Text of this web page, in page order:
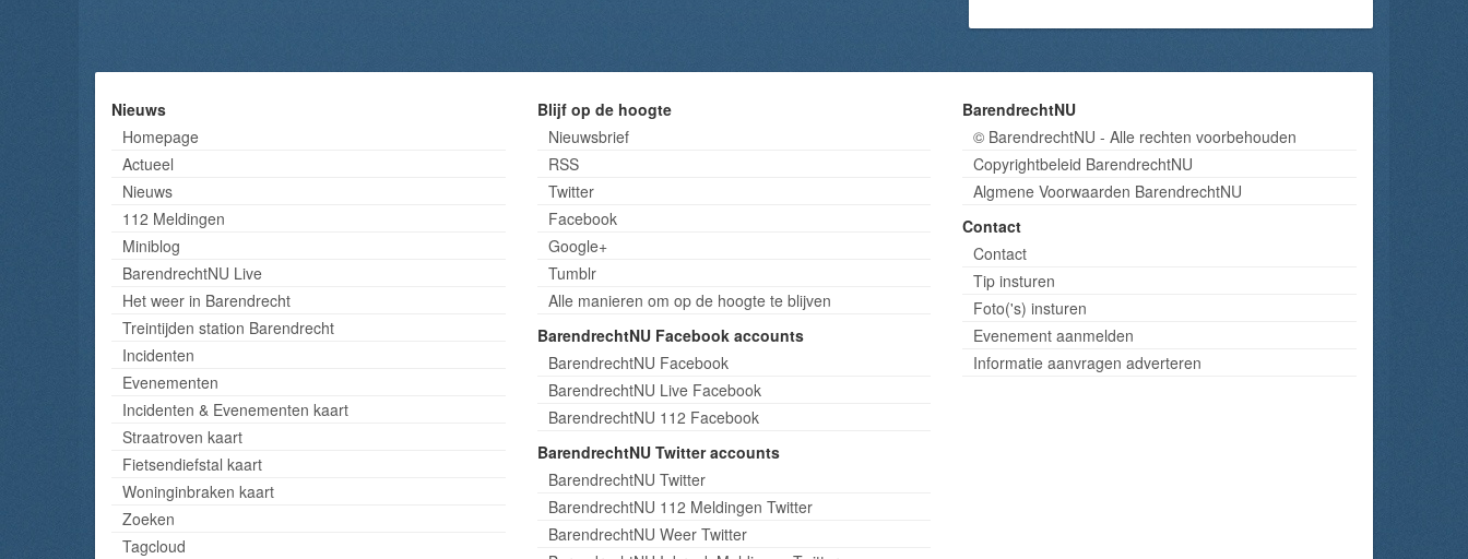
Nieuws
Homepage
Actueel
Nieuws
112 Meldingen
Miniblog
BarendrechtNU Live
Het weer in Barendrecht
Treintijden station Barendrecht
Incidenten
Evenementen
Incidenten & Evenementen kaart
Straatroven kaart
Fietsendiefstal kaart
Woninginbraken kaart
Zoeken
Tagcloud
Blijf op de hoogte
Nieuwsbrief
RSS
Twitter
Facebook
Google+
Tumblr
Alle manieren om op de hoogte te blijven
BarendrechtNU Facebook accounts
BarendrechtNU Facebook
BarendrechtNU Live Facebook
BarendrechtNU 112 Facebook
BarendrechtNU Twitter accounts
BarendrechtNU Twitter
BarendrechtNU 112 Meldingen Twitter
BarendrechtNU Weer Twitter
BarendrechtNU
© BarendrechtNU - Alle rechten voorbehouden
Copyrightbeleid BarendrechtNU
Algmene Voorwaarden BarendrechtNU
Contact
Contact
Tip insturen
Foto('s) insturen
Evenement aanmelden
Informatie aanvragen adverteren